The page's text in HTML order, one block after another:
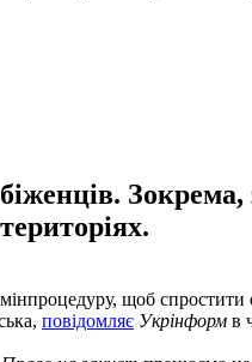
Зокрема,
щоб
повідомляє Укрінформ в